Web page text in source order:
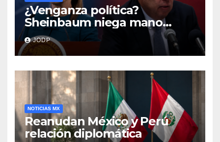
¿Venganza política?
Sheinbaum niega mano
negra en captura de Ángel
Aguirre
JODP
NOTICIAS MX
Reanudan México y Perú
relación diplomática